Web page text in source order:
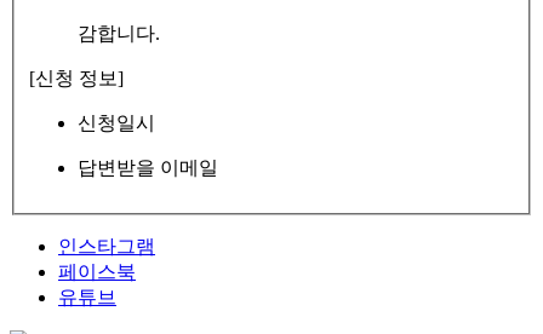
감합니다.
[신청 정보]
신청일시
답변받을 이메일
인스타그램
페이스북
유튜브